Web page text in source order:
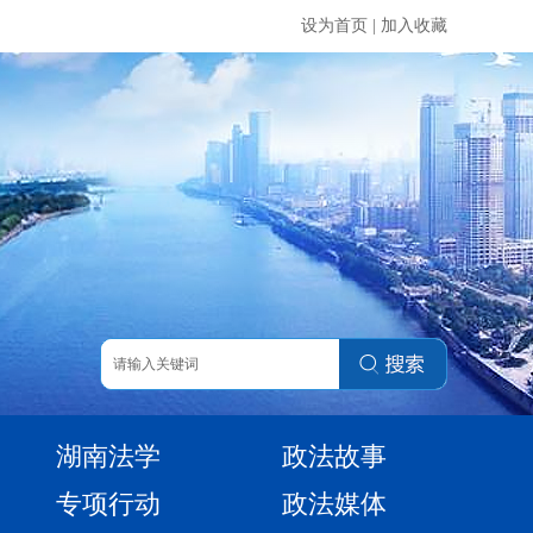
设为首页 加入收藏
湖南法学
政法故事
专项行动
政法媒体